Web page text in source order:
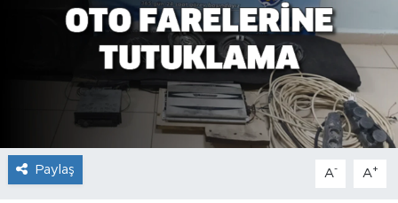
Paylaş A- A+
Teknoloji
Spor